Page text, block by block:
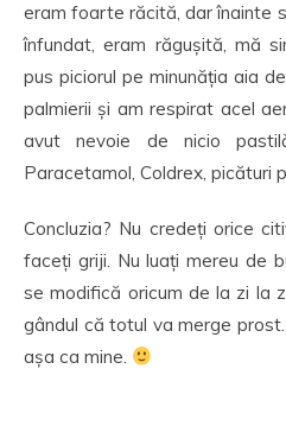
eram foarte răcită, dar înainte
înfundat, eram răgușită, mă
pus piciorul pe minunăția aia
palmierii și am respirat acel
avut nevoie de nicio
Paracetamol, Coldrex, picături
Concluzia? Nu credeți orice
faceți griji. Nu luați mereu de
se modifică oricum de la zi la
gândul că totul va merge
așa ca mine.